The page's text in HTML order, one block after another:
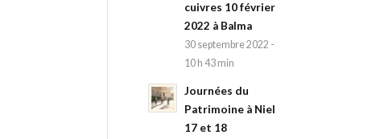
cuivres 10 février
2022 à Balma
30 septembre 2022 -
10 h 43 min
Journées du
Patrimoine à Niel
17 et 18